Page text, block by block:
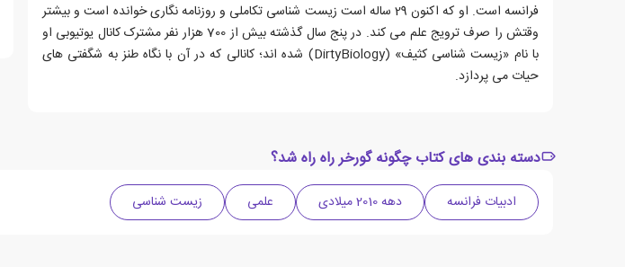
فرانسه است. او که اکنون 29 ساله است زیست شناسی تکاملی و روزنامه نگاری خوانده است و بیشتر
وقتش را صرف ترویج علم می کند. در پنج سال گذشته بیش از 700 هزار نفر مشترک کانال یوتیوبی او
با نام «زیست شناسی کثیف» (DirtyBiology) شده اند؛ کانالی که در آن با نگاه طنز به شگفتی های
حیات می پردازد.
دسته بندی های کتاب چگونه گورخر راه راه شد؟
ادبیات فرانسه دهه 2010 میلادی علمی زیست شناسی